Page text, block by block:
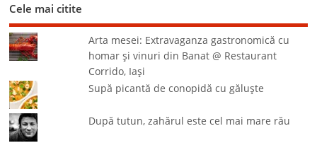
Cele mai citite
Arta mesei: Extravaganza gastronomică cu
homar şi vinuri din Banat @ Restaurant
Corrido, Iaşi
Supă picantă de conopidă cu găluşte
După tutun, zahărul este cel mai mare rău